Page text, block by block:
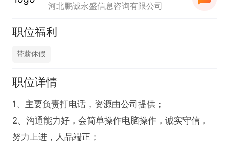
河北鹏诚永盛信息咨询有限公司
职位福利
带薪休假
职位详情
1、主要负责打电话，资源由公司提供；
2、沟通能力好，会简单操作电脑操作，诚实守信，
努力上进，人品端正；